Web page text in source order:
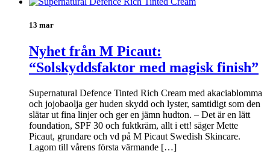
13 mar
Nyhet från M Picaut:
“Solskyddsfaktor med magisk finish”
Supernatural Defence Tinted Rich Cream med akaciablomma
och jojobaolja ger huden skydd och lyster, samtidigt som den
slätar ut fina linjer och ger en jämn hudton. – Det är en lätt
foundation, SPF 30 och fuktkräm, allt i ett! säger Mette
Picaut, grundare och vd på M Picaut Swedish Skincare.
Lagom till vårens första värmande […]